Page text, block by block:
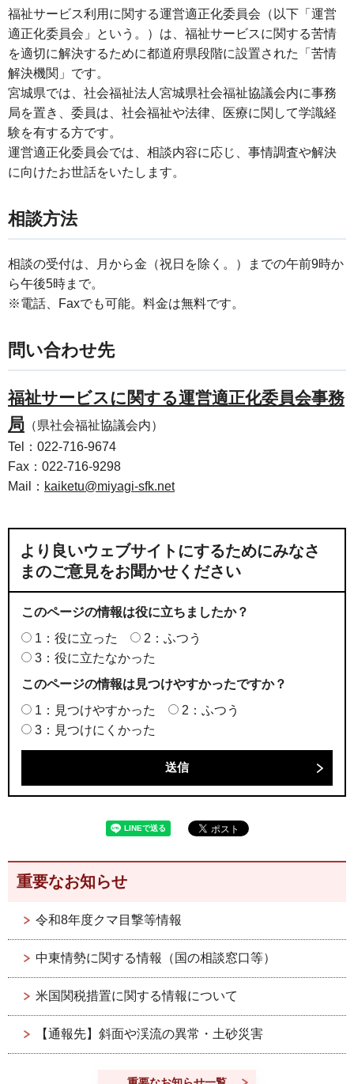
福祉サービス利用に関する運営適正化委員会（以下「運営
適正化委員会」という。）は、福祉サービスに関する苦情
を適切に解決するために都道府県段階に設置された「苦情
解決機関」です。
宮城県では、社会福祉法人宮城県社会福祉協議会内に事務
局を置き、委員は、社会福祉や法律、医療に関して学識経
験を有する方です。
運営適正化委員会では、相談内容に応じ、事情調査や解決
に向けたお世話をいたします。
相談方法
相談の受付は、月から金（祝日を除く。）までの午前9時か
ら午後5時まで。
※電話、Faxでも可能。料金は無料です。
問い合わせ先
福祉サービスに関する運営適正化委員会事務
局 （県社会福祉協議会内）
Tel：022-716-9674
Fax：022-716-9298
Mail： kaiketu@miyagi-sfk.net
より良いウェブサイトにするためにみなさ
まのご意見をお聞かせください
このページの情報は役に立ちましたか？
1：役に立った
2：ふつう
3：役に立たなかった
このページの情報は見つけやすかったですか？
1：見つけやすかった
2：ふつう
3：見つけにくかった
重要なお知らせ
令和8年度クマ目撃等情報
中東情勢に関する情報（国の相談窓口等）
米国関税措置に関する情報について
【通報先】斜面や渓流の異常・土砂災害